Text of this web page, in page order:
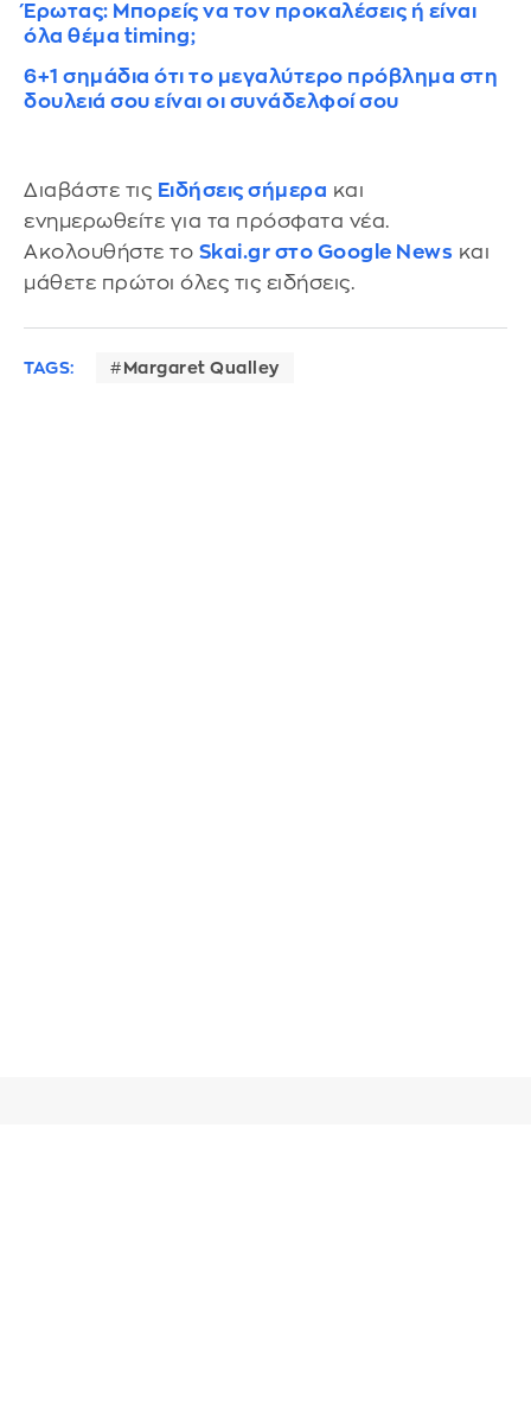
Έρωτας: Μπορείς να τον προκαλέσεις ή είναι
όλα θέμα timing;
6+1 σημάδια ότι το μεγαλύτερο πρόβλημα στη
δουλειά σου είναι οι συνάδελφοί σου
Διαβάστε τις Ειδήσεις σήμερα και
ενημερωθείτε για τα πρόσφατα νέα.
Ακολουθήστε το Skai.gr στο Google News και
μάθετε πρώτοι όλες τις ειδήσεις.
TAGS: Margaret Qualley